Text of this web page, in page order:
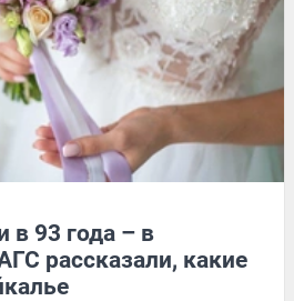
в 93 года – в
рассказали, какие